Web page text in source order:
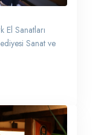
El Sanatları
Sanat ve